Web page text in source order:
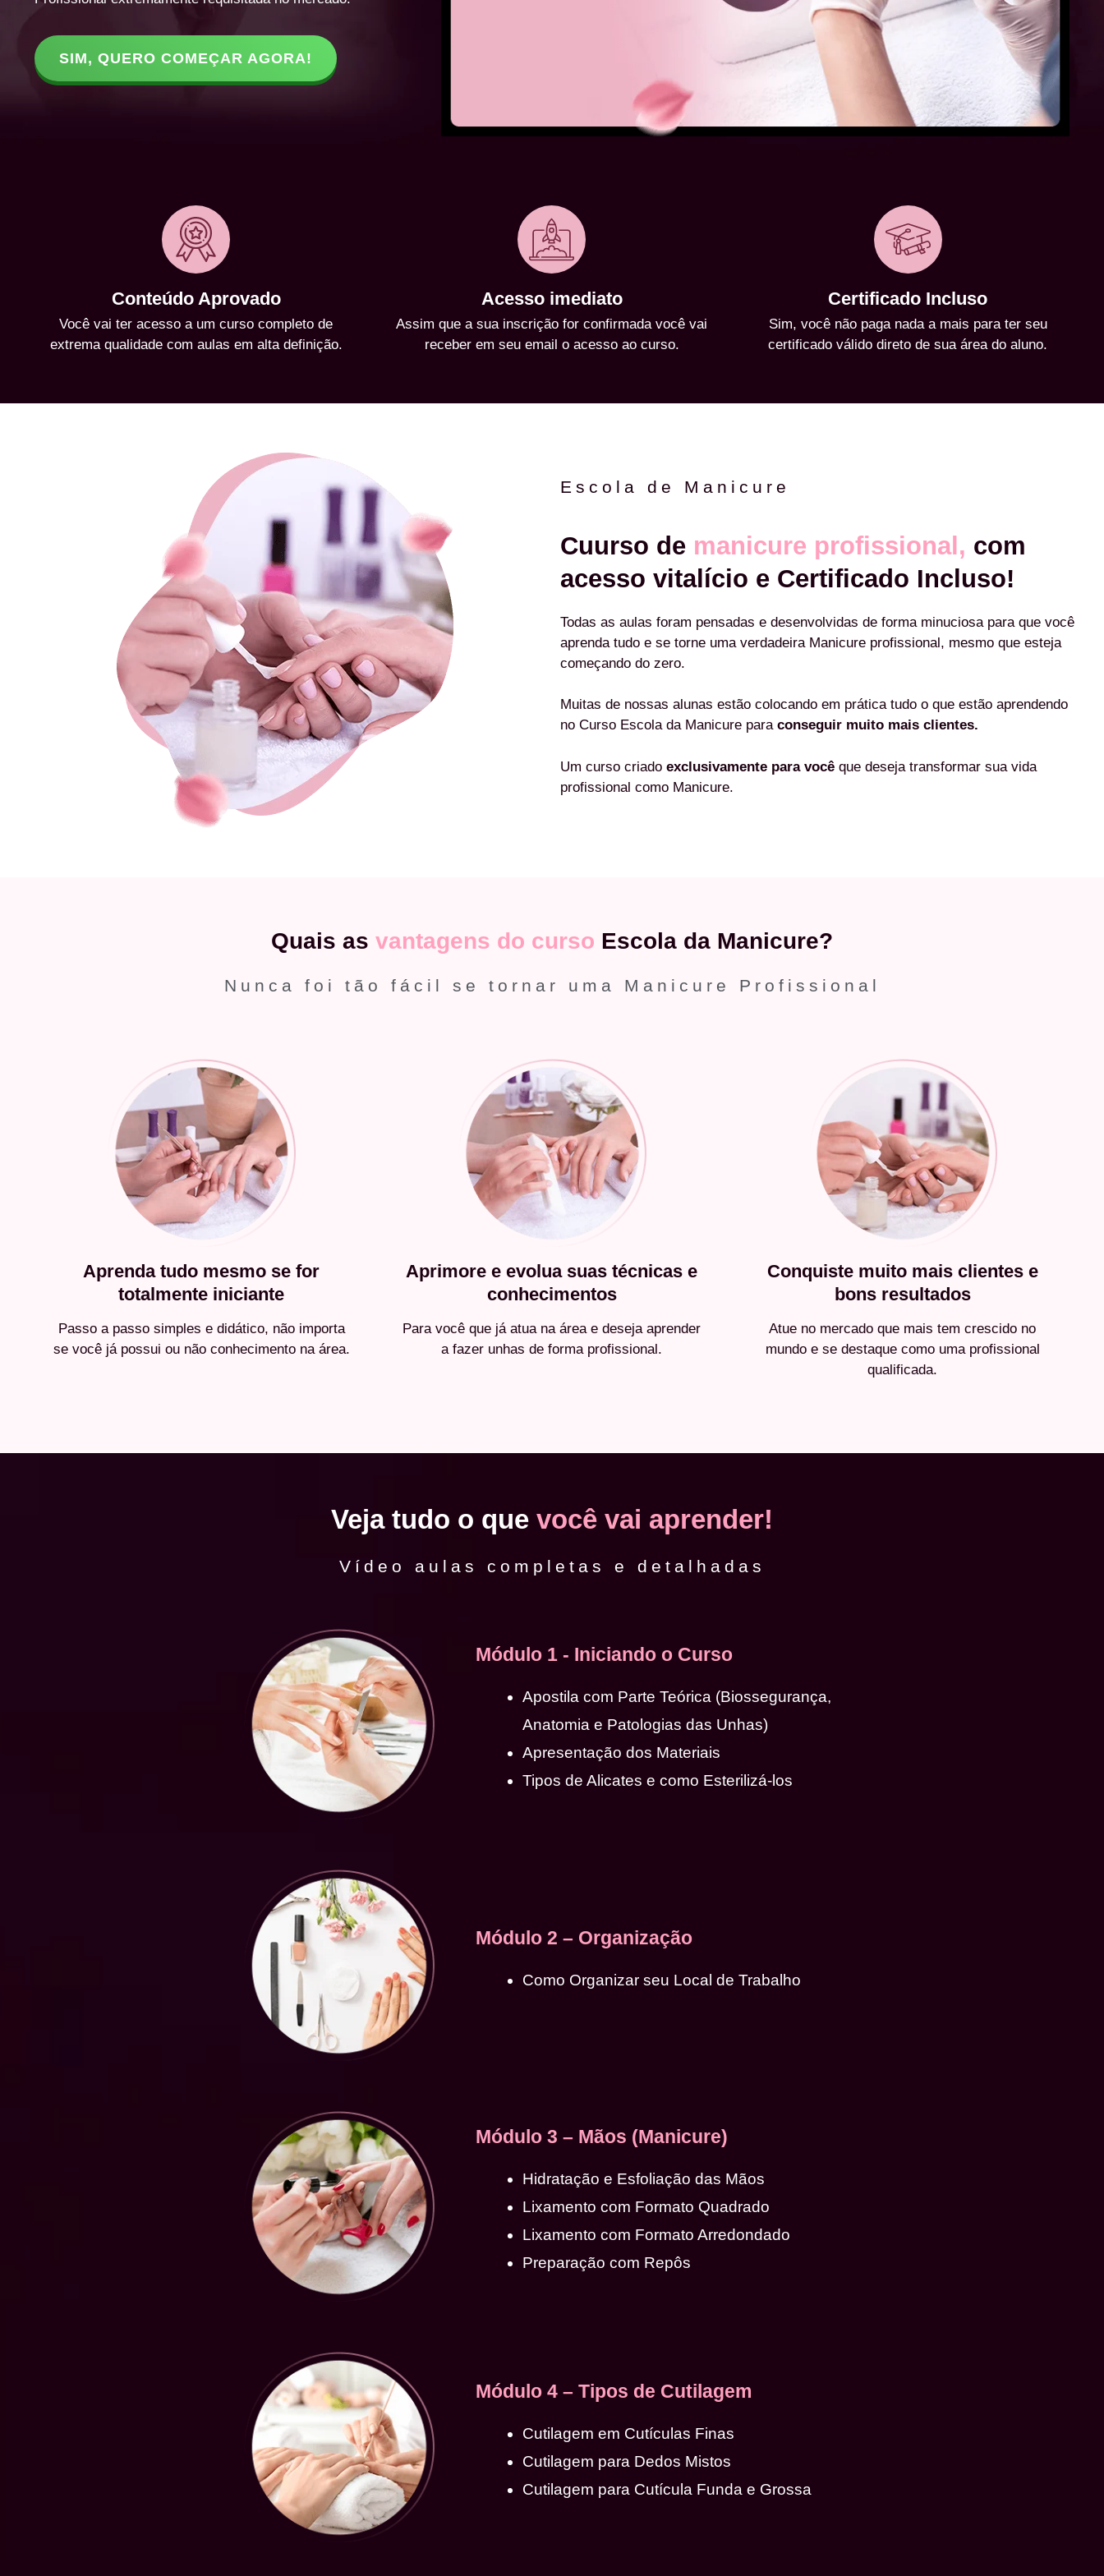
SIM, QUERO COMEÇAR AGORA!
Conteúdo Aprovado
Você vai ter acesso a um curso completo de
extrema qualidade com aulas em alta definição.
Acesso imediato
Assim que a sua inscrição for confirmada você vai
receber em seu email o acesso ao curso.
Certificado Incluso
Sim, você não paga nada a mais para ter seu
certificado válido direto de sua área do aluno.
Escola de Manicure
Cuurso de manicure profissional, com
acesso vitalício e Certificado Incluso!
Todas as aulas foram pensadas e desenvolvidas de forma minuciosa para que você
aprenda tudo e se torne uma verdadeira Manicure profissional, mesmo que esteja
começando do zero.
Muitas de nossas alunas estão colocando em prática tudo o que estão aprendendo
no Curso Escola da Manicure para conseguir muito mais clientes.
Um curso criado exclusivamente para você que deseja transformar sua vida
profissional como Manicure.
Quais as vantagens do curso Escola da Manicure?
Nunca foi tão fácil se tornar uma Manicure Profissional
Aprenda tudo mesmo se for
totalmente iniciante
Passo a passo simples e didático, não importa
se você já possui ou não conhecimento na área.
Aprimore e evolua suas técnicas e
conhecimentos
Para você que já atua na área e deseja aprender
a fazer unhas de forma profissional.
Conquiste muito mais clientes e
bons resultados
Atue no mercado que mais tem crescido no
mundo e se destaque como uma profissional
qualificada.
Veja tudo o que você vai aprender!
Vídeo aulas completas e detalhadas
Módulo 1 - Iniciando o Curso
Apostila com Parte Teórica (Biossegurança,
Anatomia e Patologias das Unhas)
Apresentação dos Materiais
Tipos de Alicates e como Esterilizá-los
Módulo 2 – Organização
Como Organizar seu Local de Trabalho
Módulo 3 – Mãos (Manicure)
Hidratação e Esfoliação das Mãos
Lixamento com Formato Quadrado
Lixamento com Formato Arredondado
Preparação com Repôs
Módulo 4 – Tipos de Cutilagem
Cutilagem em Cutículas Finas
Cutilagem para Dedos Mistos
Cutilagem para Cutícula Funda e Grossa